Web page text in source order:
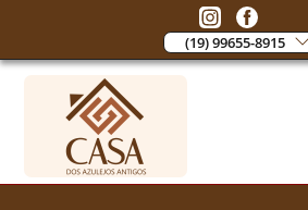
(19) 99655-8915